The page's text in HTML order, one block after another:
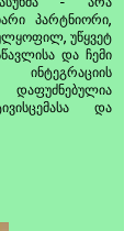
პარტნიორი,
უწყვეტ
და ჩემი
და